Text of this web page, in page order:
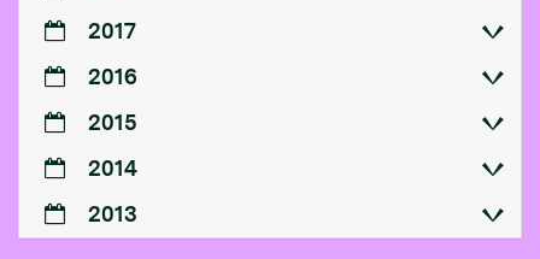
2017
2016
2015
2014
2013